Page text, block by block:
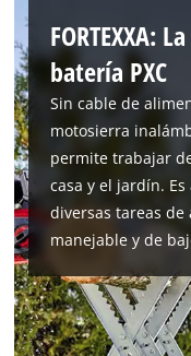
This
to
the
FORTEXXA:
batería PXC
Sin cable de
motosierra
permite trabajar
casa y el jardín.
diversas tareas de
manejable y de